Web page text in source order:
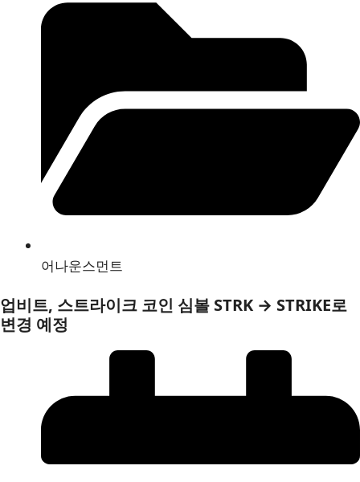
어나운스먼트
업비트, 스트라이크 코인 심볼 STRK → STRIKE로
변경 예정